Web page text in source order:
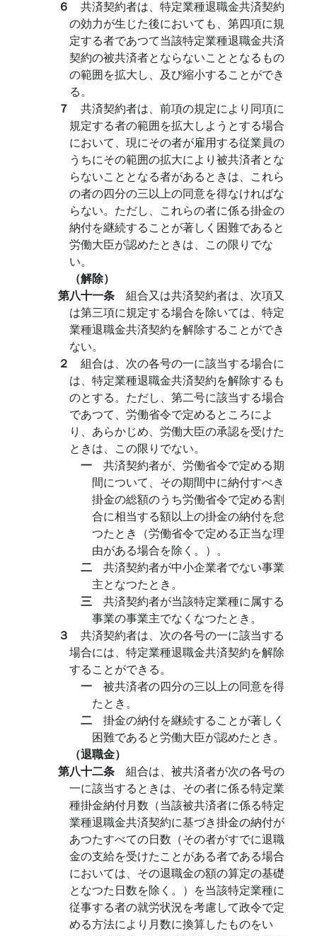
６ 共済契約者は、特定業種退職金共済契約
の効力が生じた後においても、第四項に規
定する者であつて当該特定業種退職金共済
契約の被共済者とならないこととなるもの
の範囲を拡大し、及び縮小することができ
る。
７ 共済契約者は、前項の規定により同項に
規定する者の範囲を拡大しようとする場合
において、現にその者が雇用する従業員の
うちにその範囲の拡大により被共済者とな
らないこととなる者があるときは、これら
の者の四分の三以上の同意を得なければな
らない。ただし、これらの者に係る掛金の
納付を継続することが著しく困難であると
労働大臣が認めたときは、この限りでな
い。
（解除）
第八十一条 組合又は共済契約者は、次項又
は第三項に規定する場合を除いては、特定
業種退職金共済契約を解除することができ
ない。
２ 組合は、次の各号の一に該当する場合に
は、特定業種退職金共済契約を解除するも
のとする。ただし、第二号に該当する場合
であつて、労働省令で定めるところによ
り、あらかじめ、労働大臣の承認を受けた
ときは、この限りでない。
一 共済契約者が、労働省令で定める期
間について、その期間中に納付すべき
掛金の総額のうち労働省令で定める割
合に相当する額以上の掛金の納付を怠
つたとき（労働省令で定める正当な理
由がある場合を除く。）。
二 共済契約者が中小企業者でない事業
主となつたとき。
三 共済契約者が当該特定業種に属する
事業の事業主でなくなつたとき。
３ 共済契約者は、次の各号の一に該当する
場合には、特定業種退職金共済契約を解除
することができる。
一 被共済者の四分の三以上の同意を得
たとき。
二 掛金の納付を継続することが著しく
困難であると労働大臣が認めたとき。
（退職金）
第八十二条 組合は、被共済者が次の各号の
一に該当するときは、その者に係る特定業
種掛金納付月数（当該被共済者に係る特定
業種退職金共済契約に基づき掛金の納付が
あつたすべての日数（その者がすでに退職
金の支給を受けたことがある者である場合
においては、その退職金の額の算定の基礎
となつた日数を除く。）を当該特定業種に
従事する者の就労状況を考慮して政令で定
める方法により月数に換算したものをい